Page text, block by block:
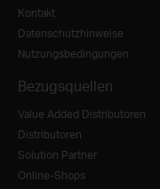
Kontakt
Datenschutzhinweise
Nutzungsbedingungen
Bezugsquellen
Value Added Distributoren
Distributoren
Solution Partner
Online-Shops